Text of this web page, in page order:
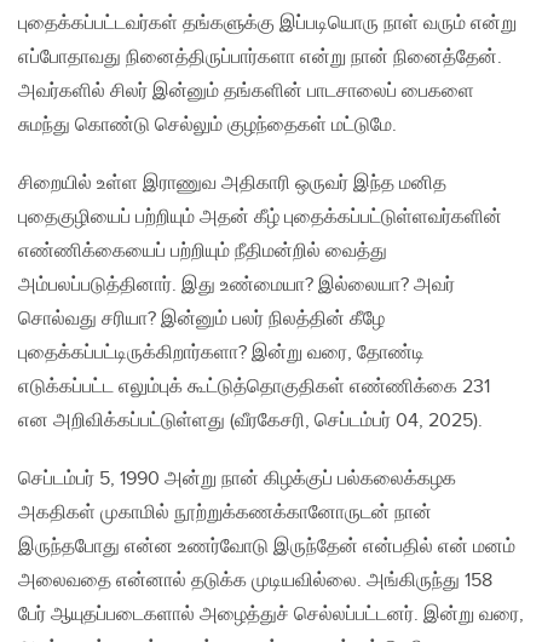
புதைக்கப்பட்டவர்கள் தங்களுக்கு இப்படியொரு நாள் வரும் என்று
எப்போதாவது நினைத்திருப்பார்களா என்று நான் நினைத்தேன்.
அவர்களில் சிலர் இன்னும் தங்களின் பாடசாலைப் பைகளை
சுமந்து கொண்டு செல்லும் குழந்தைகள் மட்டுமே.
சிறையில் உள்ள இராணுவ அதிகாரி ஒருவர் இந்த மனித
புதைகுழியைப் பற்றியும் அதன் கீழ் புதைக்கப்பட்டுள்ளவர்களின்
எண்ணிக்கையைப் பற்றியும் நீதிமன்றில் வைத்து
அம்பலப்படுத்தினார். இது உண்மையா? இல்லையா? அவர்
சொல்வது சரியா? இன்னும் பலர் நிலத்தின் கீழே
புதைக்கப்பட்டிருக்கிறார்களா? இன்று வரை, தோண்டி
எடுக்கப்பட்ட எலும்புக் கூட்டுத்தொகுதிகள் எண்ணிக்கை 231
என அறிவிக்கப்பட்டுள்ளது (வீரகேசரி, செப்டம்பர் 04, 2025).
செப்டம்பர் 5, 1990 அன்று நான் கிழக்குப் பல்கலைக்கழக
அகதிகள் முகாமில் நூற்றுக்கணக்கானோருடன் நான்
இருந்தபோது என்ன உணர்வோடு இருந்தேன் என்பதில் என் மனம்
அலைவதை என்னால் தடுக்க முடியவில்லை. அங்கிருந்து 158
பேர் ஆயுதப்படைகளால் அழைத்துச் செல்லப்பட்டனர். இன்று வரை,